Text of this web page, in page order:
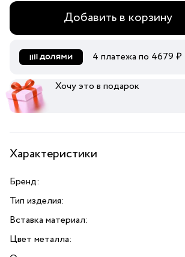
Добавить в корзину
4 платежа по 4679 ₽
Хочу это в подарок
Характеристики
Бренд:
Тип изделия:
Вставка материал:
Цвет металла: